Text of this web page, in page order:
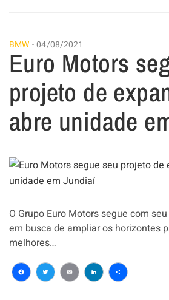
BMW 04/08/2021
Euro Motors
projeto de
abre unidade
O Grupo Euro Motors segue com
em busca de ampliar os horizontes
melhores…
Facebook
Twitter
EmailLinkedIn
Share